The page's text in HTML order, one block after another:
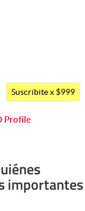
Argentina
Uruguay
Suscribite x $999
Profile
importantes